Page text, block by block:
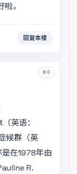
。
回复本楼
#4
英语：
候群（英
在1978年由
R.